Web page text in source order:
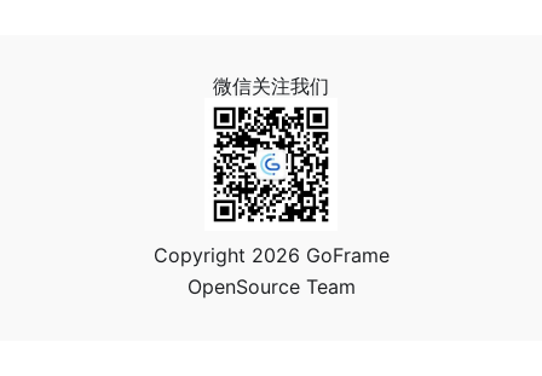
微信关注我们
Copyright 2026 GoFrame
OpenSource Team